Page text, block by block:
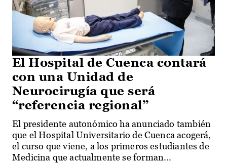
El Hospital de Cuenca contará
con una Unidad de
Neurocirugía que será
“referencia regional”
El presidente autonómico ha anunciado también
que el Hospital Universitario de Cuenca acogerá,
el curso que viene, a los primeros estudiantes de
Medicina que actualmente se forman...